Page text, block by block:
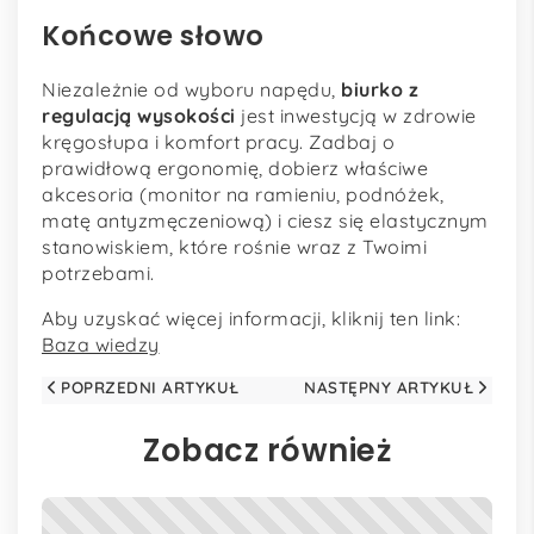
Końcowe słowo
Niezależnie od wyboru napędu, biurko z
regulacją wysokości jest inwestycją w zdrowie
kręgosłupa i komfort pracy. Zadbaj o
prawidłową ergonomię, dobierz właściwe
akcesoria (monitor na ramieniu, podnóżek,
matę antyzmęczeniową) i ciesz się elastycznym
stanowiskiem, które rośnie wraz z Twoimi
potrzebami.
Aby uzyskać więcej informacji, kliknij ten link:
Baza wiedzy
POPRZEDNI ARTYKUŁ NASTĘPNY ARTYKUŁ
Zobacz również